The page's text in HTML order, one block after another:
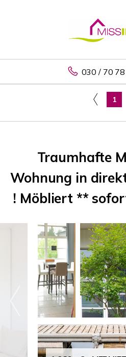
030 / 70
1
Traumhafte
Wohnung in
! Möbliert **